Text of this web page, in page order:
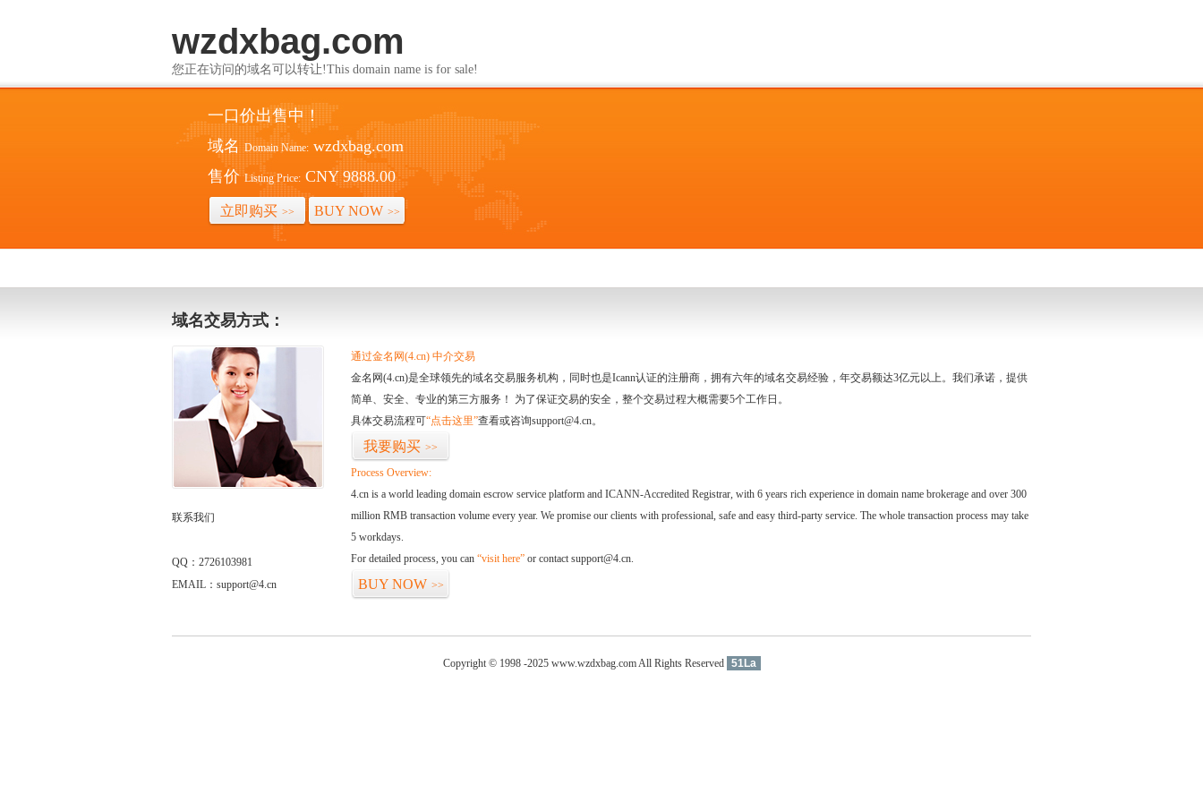
wzdxbag.com
您正在访问的域名可以转让!This domain name is for sale!
一口价出售中！
域名 Domain Name: wzdxbag.com
售价 Listing Price: CNY 9888.00
立即购买 >> BUY NOW >>
域名交易方式：
联系我们
QQ：2726103981
EMAIL：support@4.cn
通过金名网(4.cn) 中介交易
金名网(4.cn)是全球领先的域名交易服务机构，同时也是Icann认证的注册商，拥有六年的域名交易经验，年交易额达3亿元以上。我们承诺，提供
简单、安全、专业的第三方服务！ 为了保证交易的安全，整个交易过程大概需要5个工作日。
具体交易流程可“点击这里”查看或咨询support@4.cn。
我要购买 >>
Process Overview:
4.cn is a world leading domain escrow service platform and ICANN-Accredited Registrar, with 6 years rich experience in domain name brokerage and over 300
million RMB transaction volume every year. We promise our clients with professional, safe and easy third-party service. The whole transaction process may take
5 workdays.
For detailed process, you can “visit here” or contact support@4.cn.
BUY NOW >>
Copyright © 1998 -2025 www.wzdxbag.com All Rights Reserved 51La